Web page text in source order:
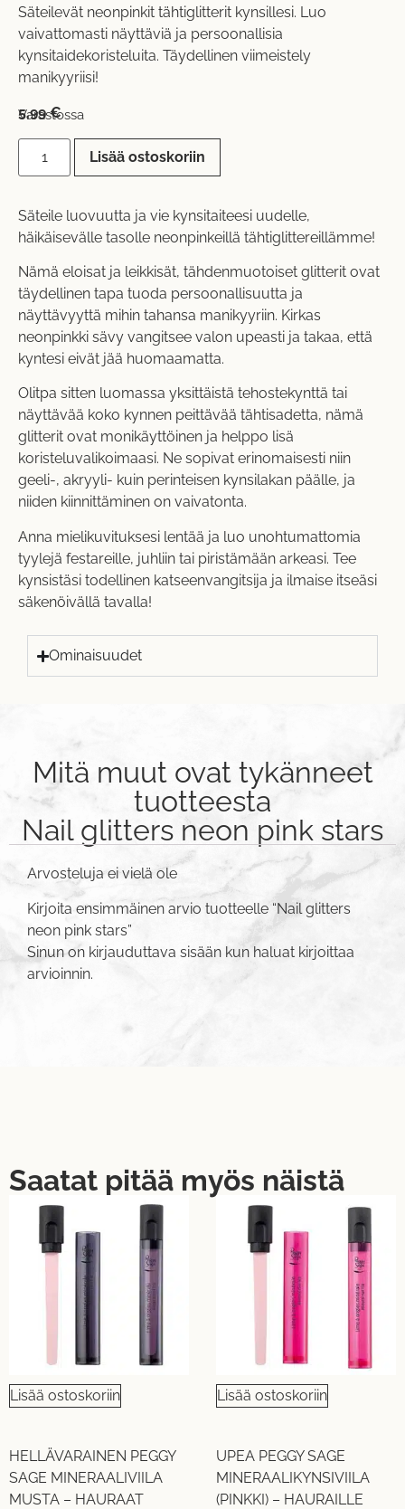
Säteilevät neonpinkit tähtiglitterit kynsillesi. Luo
vaivattomasti näyttäviä ja persoonallisia
kynsitaidekoristeluita. Täydellinen viimeistely
manikyyriisi!
5,99€
Varastossa
Lisää ostoskoriin
Säteile luovuutta ja vie kynsitaiteesi uudelle,
häikäisevälle tasolle neonpinkeillä tähtiglittereillämme!
Nämä eloisat ja leikkisät, tähdenmuotoiset glitterit ovat
täydellinen tapa tuoda persoonallisuutta ja
näyttävyyttä mihin tahansa manikyyriin. Kirkas
neonpinkki sävy vangitsee valon upeasti ja takaa, että
kyntesi eivät jää huomaamatta.
Olitpa sitten luomassa yksittäistä tehostekynttä tai
näyttävää koko kynnen peittävää tähtisadetta, nämä
glitterit ovat monikäyttöinen ja helppo lisä
koristeluvalikoimaasi. Ne sopivat erinomaisesti niin
geeli-, akryyli- kuin perinteisen kynsilakan päälle, ja
niiden kiinnittäminen on vaivatonta.
Anna mielikuvituksesi lentää ja luo unohtumattomia
tyylejä festareille, juhliin tai piristämään arkeasi. Tee
kynsistäsi todellinen katseenvangitsija ja ilmaise itseäsi
säkenöivällä tavalla!
Ominaisuudet
Mitä muut ovat tykänneet
tuotteesta
Nail glitters neon pink stars
Arvosteluja ei vielä ole
Kirjoita ensimmäinen arvio tuotteelle “Nail glitters
neon pink stars”
Sinun on kirjauduttava sisään kun haluat kirjoittaa
arvioinnin.
Saatat pitää myös näistä
Lisää ostoskoriin
HELLÄVARAINEN PEGGY
SAGE MINERAALIVIILA
MUSTA – HAURAAT
Lisää ostoskoriin
UPEA PEGGY SAGE
MINERAALIKYNSIVIILA
(PINKKI) – HAURAILLE